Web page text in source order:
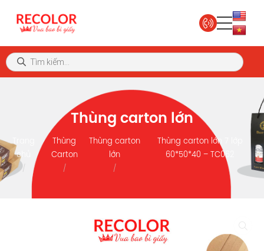
Thùng carton lớn
chủ
Thùng
Carton
Thùng carton
lớn
Thùng carton lớn 7 lớp
60*50*40 – TC062